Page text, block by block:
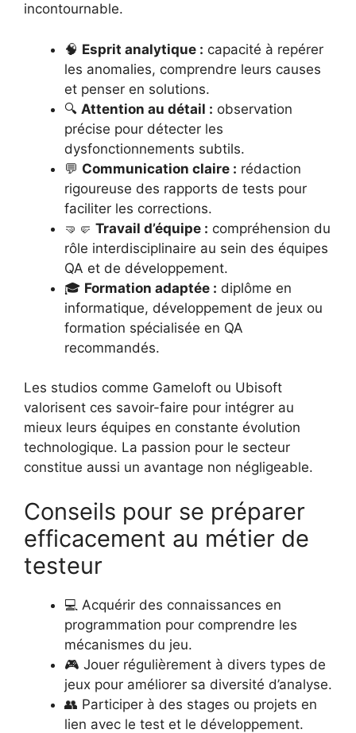
incontournable.
🧠 Esprit analytique : capacité à repérer
les anomalies, comprendre leurs causes
et penser en solutions.
🔍 Attention au détail : observation
précise pour détecter les
dysfonctionnements subtils.
💬 Communication claire : rédaction
rigoureuse des rapports de tests pour
faciliter les corrections.
🤜🤛 Travail d’équipe : compréhension du
rôle interdisciplinaire au sein des équipes
QA et de développement.
🎓 Formation adaptée : diplôme en
informatique, développement de jeux ou
formation spécialisée en QA
recommandés.
Les studios comme Gameloft ou Ubisoft
valorisent ces savoir-faire pour intégrer au
mieux leurs équipes en constante évolution
technologique. La passion pour le secteur
constitue aussi un avantage non négligeable.
Conseils pour se préparer
efficacement au métier de
testeur
💻 Acquérir des connaissances en
programmation pour comprendre les
mécanismes du jeu.
🎮 Jouer régulièrement à divers types de
jeux pour améliorer sa diversité d’analyse.
👥 Participer à des stages ou projets en
lien avec le test et le développement.